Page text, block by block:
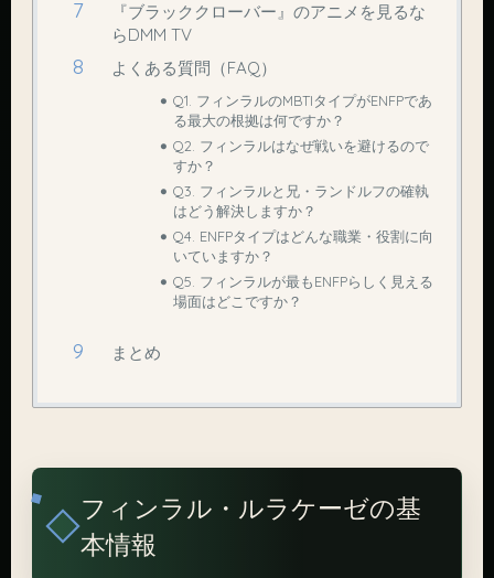
『ブラッククローバー』のアニメを見るな
らDMM TV
よくある質問（FAQ）
Q1. フィンラルのMBTIタイプがENFPであ
る最大の根拠は何ですか？
Q2. フィンラルはなぜ戦いを避けるので
すか？
Q3. フィンラルと兄・ランドルフの確執
はどう解決しますか？
Q4. ENFPタイプはどんな職業・役割に向
いていますか？
Q5. フィンラルが最もENFPらしく見える
場面はどこですか？
まとめ
フィンラル・ルラケーゼの基
本情報